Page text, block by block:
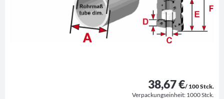
38,67 €/ 100 Stck.
Verpackungseinheit: 1000 Stck.